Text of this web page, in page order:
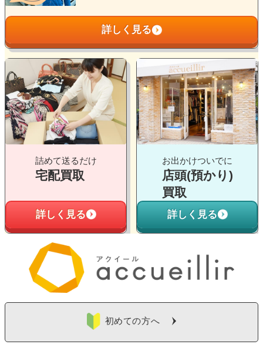
詳しく見る
プ
リ
ク
詰めて送るだけ
宅配買取
詳しく見る
グ
ル
ー
プ
リ
ン
ク
お出かけついでに
店頭(預かり)
買取
詳しく見る
グ
ル
ー
プ
リ
ン
ク
初めての方へ